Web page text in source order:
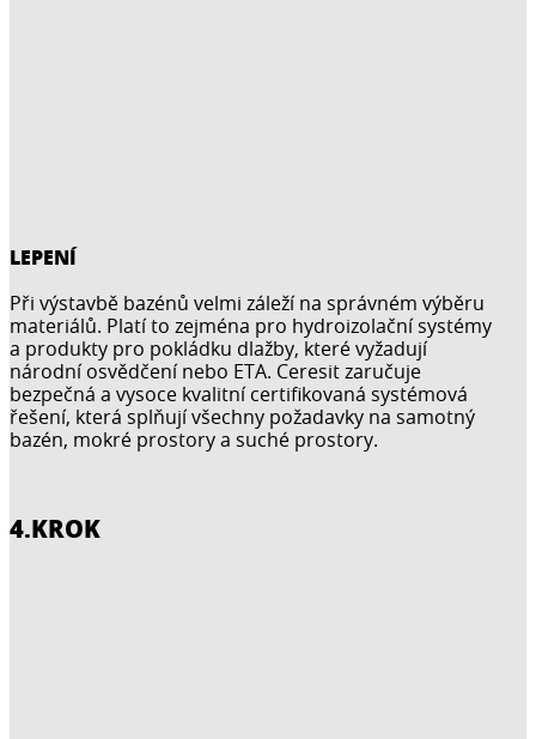
LEPENÍ
Při výstavbě bazénů velmi záleží na správném výběru
materiálů. Platí to zejména pro hydroizolační systémy
a produkty pro pokládku dlažby, které vyžadují
národní osvědčení nebo ETA. Ceresit zaručuje
bezpečná a vysoce kvalitní certifikovaná systémová
řešení, která splňují všechny požadavky na samotný
bazén, mokré prostory a suché prostory.
4.KROK